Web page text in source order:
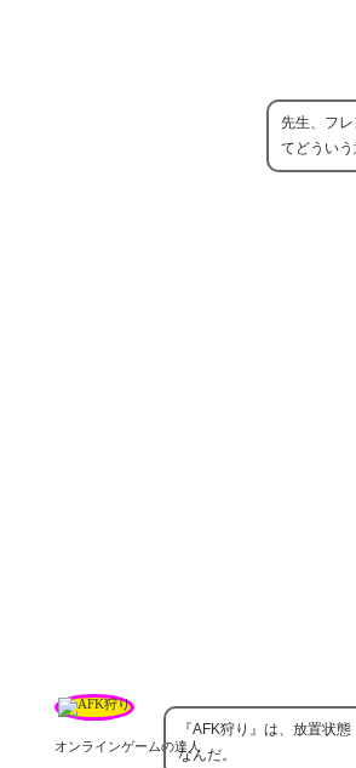
先生、フ
てどういう
オンラインゲームの達人
『AFK狩り』は、放置状
なんだ。